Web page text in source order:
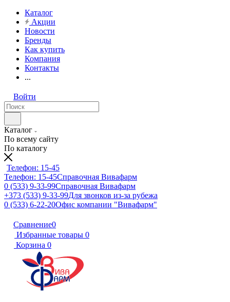
Каталог
Акции
Новости
Бренды
Как купить
Компания
Контакты
...
Войти
Каталог
По всему сайту
По каталогу
Телефон: 15-45
Телефон: 15-45Справочная Вивафарм
0 (533) 9-33-99Справочная Вивафарм
+373 (533) 9-33-99Для звонков из-за рубежа
0 (533) 6-22-20Офис компании "Вивафарм"
Сравнение0
Избранные товары 0
Корзина 0